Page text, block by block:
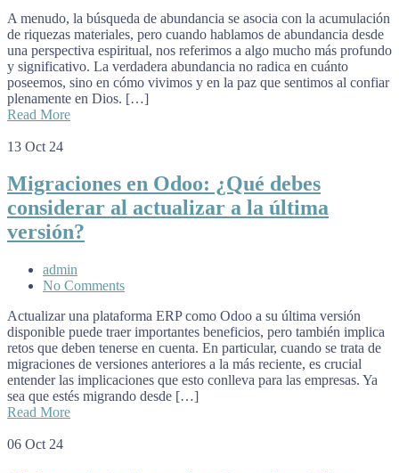
A menudo, la búsqueda de abundancia se asocia con la acumulación
de riquezas materiales, pero cuando hablamos de abundancia desde
una perspectiva espiritual, nos referimos a algo mucho más profundo
y significativo. La verdadera abundancia no radica en cuánto
poseemos, sino en cómo vivimos y en la paz que sentimos al confiar
plenamente en Dios. […]
Read More
13 Oct 24
Migraciones en Odoo: ¿Qué debes
considerar al actualizar a la última
versión?
admin
No Comments
Actualizar una plataforma ERP como Odoo a su última versión
disponible puede traer importantes beneficios, pero también implica
retos que deben tenerse en cuenta. En particular, cuando se trata de
migraciones de versiones anteriores a la más reciente, es crucial
entender las implicaciones que esto conlleva para las empresas. Ya
sea que estés migrando desde […]
Read More
06 Oct 24